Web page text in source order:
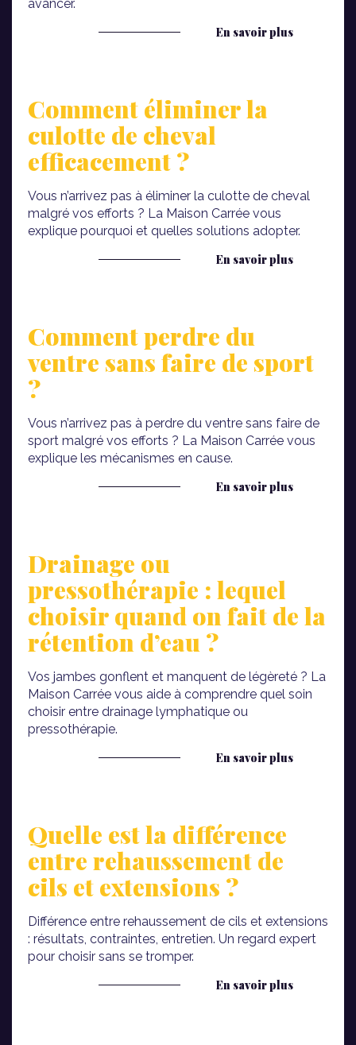
avancer.
En savoir plus
Comment éliminer la
culotte de cheval
efficacement ?
Vous n’arrivez pas à éliminer la culotte de cheval
malgré vos efforts ? La Maison Carrée vous
explique pourquoi et quelles solutions adopter.
En savoir plus
Comment perdre du
ventre sans faire de sport
?
Vous n’arrivez pas à perdre du ventre sans faire de
sport malgré vos efforts ? La Maison Carrée vous
explique les mécanismes en cause.
En savoir plus
Drainage ou
pressothérapie : lequel
choisir quand on fait de la
rétention d’eau ?
Vos jambes gonflent et manquent de légèreté ? La
Maison Carrée vous aide à comprendre quel soin
choisir entre drainage lymphatique ou
pressothérapie.
En savoir plus
Quelle est la différence
entre rehaussement de
cils et extensions ?
Différence entre rehaussement de cils et extensions
: résultats, contraintes, entretien. Un regard expert
pour choisir sans se tromper.
En savoir plus